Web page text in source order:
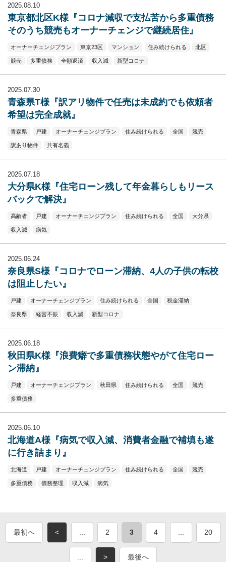
2025.08.10
東京都北区K様『コロナ減収で支払苦から多重債務
そのうち競売もオーナーチェンジで継続居住』
オーナーチェンジプラン 東京23区 マンション 住み続けられる 北区
競売 多重債務 全額返済 収入減 新型コロナ
2025.07.30
青森県T様『訳アリ物件で任売は未成約でも依頼者
希望は完全成就』
青森県 戸建 オーナーチェンジプラン 住み続けられる 全国 競売
訳あり物件 共有名義
2025.07.18
大分県K様『住宅ローン残して年金暮らしもリース
バックで解決』
高齢者 戸建 オーナーチェンジプラン 住み続けられる 全国 大分県
収入減 病気
2025.06.24
奈良県S様『コロナでローン滞納、4人の子供の転校
は阻止したい』
戸建 オーナーチェンジプラン 住み続けられる 全国 税金滞納
奈良県 経営不振 収入減 新型コロナ
2025.06.18
秋田県K様『浪費癖で多重債務状態やがて住宅ロー
ン滞納』
戸建 オーナーチェンジプラン 秋田県 住み続けられる 全国 競売
多重債務
2025.06.10
北海道A様『病気で収入減、消費者金融で補填も遂
に行き詰まり』
北海道 戸建 オーナーチェンジプラン 住み続けられる 全国 競売
多重債務 債務整理 収入減 病気
最初へ < 2 3 4 20
> 最後へ